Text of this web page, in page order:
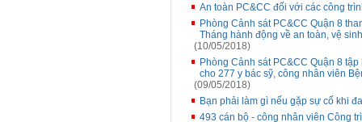
An toàn PC&CC đối với các công
Phòng Cảnh sát PC&CC Quận 8
Tháng hành động về an toàn, vệ
(10/05/2018)
Phòng Cảnh sát PC&CC Quận 8
cho 277 y bác sỹ, công nhân viên
(09/05/2018)
Bạn phải làm gì nếu gặp sự cố khi
493 cán bộ - công nhân viên Công